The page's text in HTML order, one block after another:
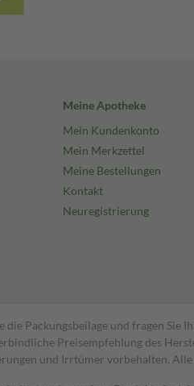
Meine Apotheke
Mein Kundenkonto
Mein Merkzettel
Meine Bestellungen
Kontakt
Neuregistrierung
die Packungsbeilage und fragen
Preisempfehlung des
und Irrtümer vorbehalten.